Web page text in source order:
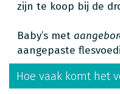
zijn te koop bij de
Baby’s met
aangepaste
Hoe vaak komt het